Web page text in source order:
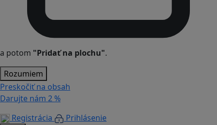
a potom "Pridať na plochu".
Rozumiem
Preskočiť na obsah
Darujte nám 2 %
Registrácia
Prihlásenie